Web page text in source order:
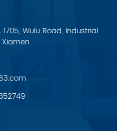
1705, Wulu Road, Industrial